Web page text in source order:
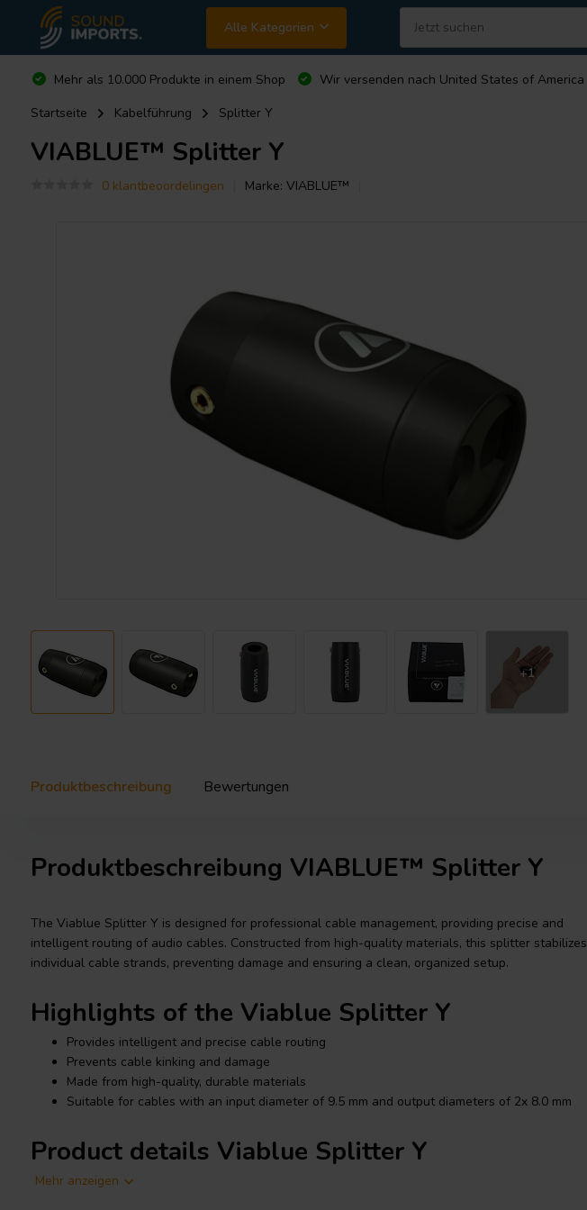
Alle Kategorien
Mehr als 10.000 Produkte in einem Shop Wir versenden nach United States of America
Startseite
Kabelführung Splitter Y
VIABLUE™ Splitter Y
0 klantbeoordelingen Marke: VIABLUE™
+1
Produktbeschreibung Bewertungen
Produktbeschreibung VIABLUE™ Splitter Y
The Viablue Splitter Y is designed for professional cable management, providing precise and
intelligent routing of audio cables. Constructed from high-quality materials, this splitter stabilizes
individual cable strands, preventing damage and ensuring a clean, organized setup.
Highlights of the Viablue Splitter Y
Provides intelligent and precise cable routing
Prevents cable kinking and damage
Made from high-quality, durable materials
Suitable for cables with an input diameter of 9.5 mm and output diameters of 2x 8.0 mm
Product details Viablue Splitter Y
Viablue Splitter Y
Mehr anzeigen